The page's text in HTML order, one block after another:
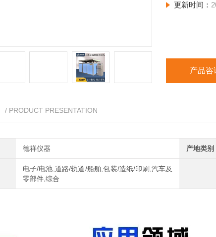
更新时间：
产品咨
/ PRODUCT PRESENTATION
德祥仪器 产地类别
电子/电池,道路/轨道/船舶,包装/造纸/印刷,汽车及
零部件,综合